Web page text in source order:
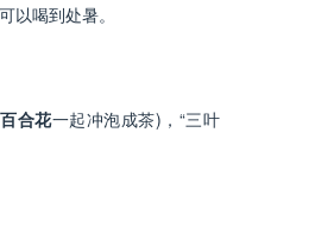
以喝到处暑。
合花一起冲泡成茶)，“三叶